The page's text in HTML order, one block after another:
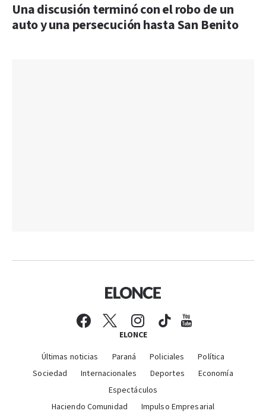
Una discusión terminó con el robo de un
auto y una persecución hasta San Benito
ELONCE
Últimas noticias Paraná Policiales
Política
Sociedad
Internacionales Deportes
Economía
Espectáculos
Haciendo Comunidad
Impulso Empresarial